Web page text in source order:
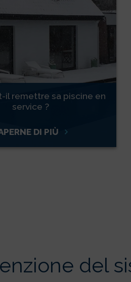
il remettre sa piscine en
service ?
DI PIÙ
del